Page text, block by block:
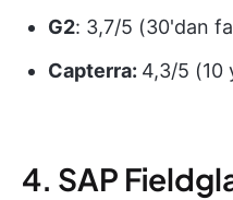
G2: 3,7/5 (30'dan
Capterra: 4,3/5 (10
4. SAP